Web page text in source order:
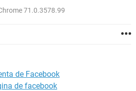
71.0.3578.99
de Facebook
de facebook